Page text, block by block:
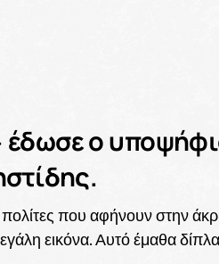
έδωσε ο
που αφήνουν στην
εικόνα. Αυτό έμαθα